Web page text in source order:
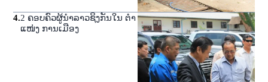
4.2 ຄອບຄົວຜູ້ນໍາລາວຊິງກັນໃນ ຕໍາ
ແໜ່ງ ການເມືອງ